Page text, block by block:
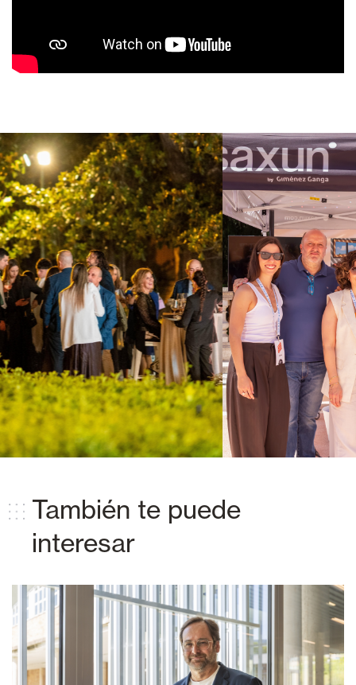
También te puede
interesar